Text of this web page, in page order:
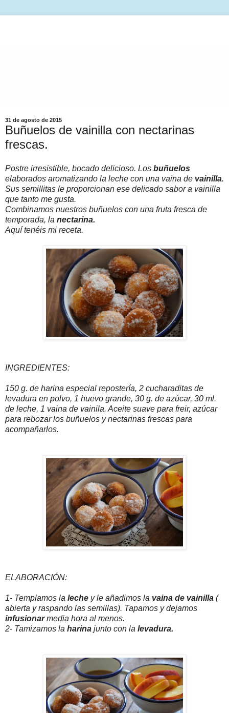
31 de agosto de 2015
Buñuelos de vainilla con nectarinas
frescas.
Postre irresistible, bocado delicioso. Los buñuelos
elaborados aromatizando la leche con una vaina de vainilla.
Sus semillitas le proporcionan ese delicado sabor a vainilla
que tanto me gusta.
Combinamos nuestros buñuelos con una fruta fresca de
temporada, la nectarina.
Aquí tenéis mi receta.
INGREDIENTES:
150 g. de harina especial repostería, 2 cucharaditas de
levadura en polvo, 1 huevo grande, 30 g. de azúcar, 30 ml.
de leche, 1 vaina de vainila. Aceite suave para freir, azúcar
para rebozar los buñuelos y nectarinas frescas para
acompañarlos.
ELABORACIÓN:
1- Templamos la leche y le añadimos la vaina de vainilla (
abierta y raspando las semillas). Tapamos y dejamos
infusionarmedia hora al menos.
2- Tamizamos la harina junto con la levadura.